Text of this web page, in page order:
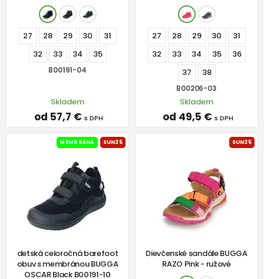
27 28 29 30
31
32
33 34 35
B00191-04
Skladem
od 57,7 € s DPH
27 28 29 30
31
32
33 34 35
36
37
38
B00206-03
Skladem
od 49,5 € s DPH
MEMBRÁNA SUN25
detská celoročná barefoot
obuv s membránou BUGGA
OSCAR Black B00191-10
SUN25
Dievčenské sandále BUGGA
RAZO Pink - ružové